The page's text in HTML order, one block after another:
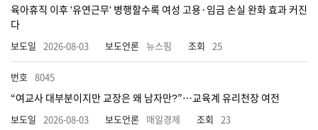
육아휴직 이후 '유연근무' 병행할수록 여성 고용·임금 손실 완화 효과 커진
다
2026-08-03 뉴스핌 25
8045
“여교사 대부분이지만 교장은 왜 남자만?”…교육계 유리천장 여전
2026-08-03 매일경제 23